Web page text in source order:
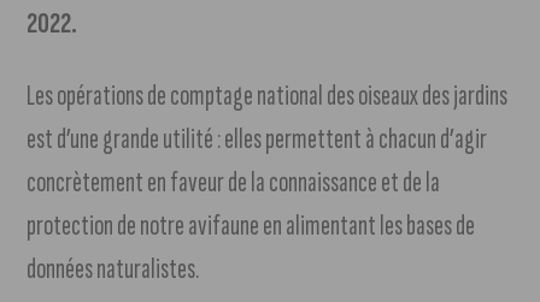
2022.
Les opérations de comptage national des oiseaux des jardins
est d’une grande utilité : elles permettent à chacun d’agir
concrètement en faveur de la connaissance et de la
protection de notre avifaune en alimentant les bases de
données naturalistes.